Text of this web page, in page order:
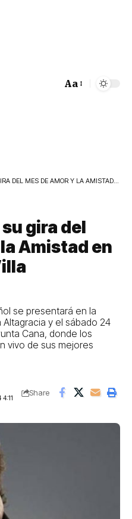
Font
Aa
AMOR Y LA AMISTAD EN PUNTA CANA Y VILLA ALTAGRACIA.
gira del
Amistad en
se presentará en la
y el sábado 24
Cana, donde los
vivo de sus mejores
Share